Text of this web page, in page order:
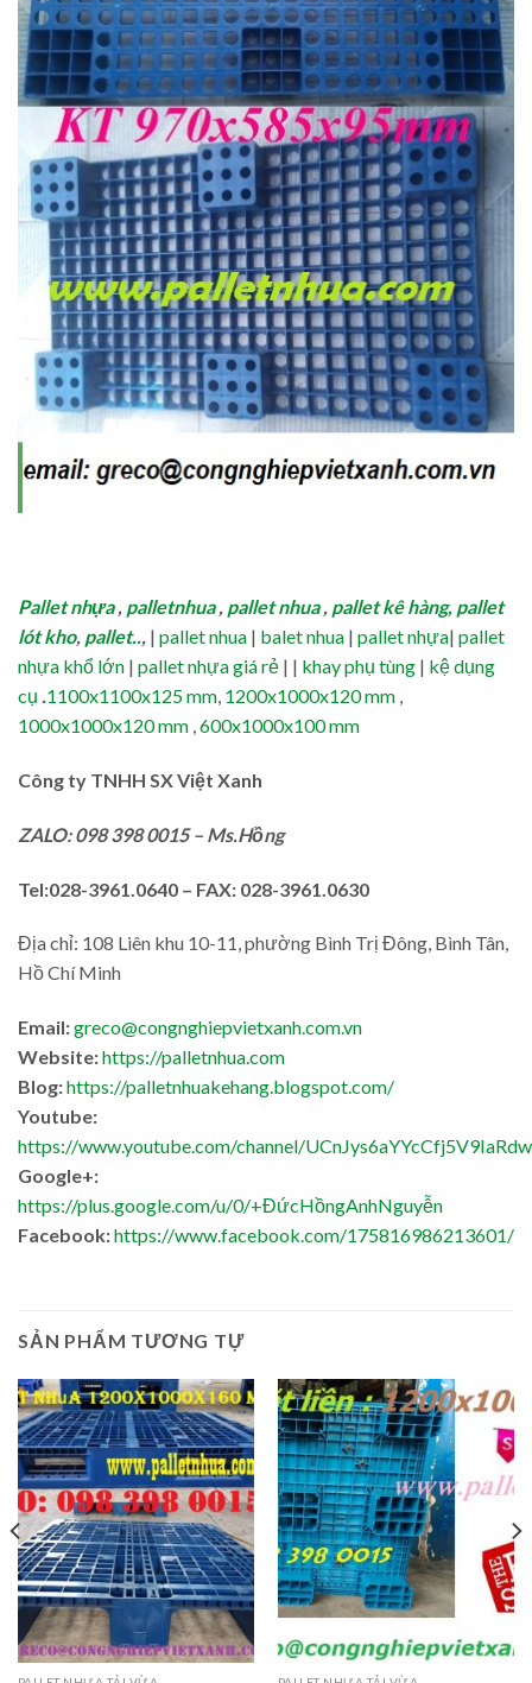
Pallet nhựa, palletnhua, pallet nhua, pallet kê hàng, pallet
lót kho, pallet.., | pallet nhua | balet nhua | pallet nhựa| pallet
nhựa khổ lớn | pallet nhựa giá rẻ | | khay phụ tùng | kệ dụng
cụ .1100x1100x125 mm, 1200x1000x120 mm ,
1000x1000x120 mm ,600x1000x100 mm
Công ty TNHH SX Việt Xanh
ZALO: 098 398 0015 – Ms.Hồng
Tel:028-3961.0640 – FAX: 028-3961.0630
Địa chỉ: 108 Liên khu 10-11, phường Bình Trị Đông, Bình Tân,
Hồ Chí Minh
Email:greco@congnghiepvietxanh.com.vn
Website:https://palletnhua.com
Blog:https://palletnhuakehang.blogspot.com/
Youtube:
https://www.youtube.com/channel/
Google+:
https://plus.google.com/u/0/+ĐứcHồngAnhNguyễn
Facebook:https://www.facebook.com/175816986213601/
SẢN PHẨM TƯƠNG TỰ